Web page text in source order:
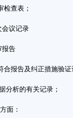
检查表；
会议记录
报告
合报告及纠正措施验证
分析的有关记录；
面：